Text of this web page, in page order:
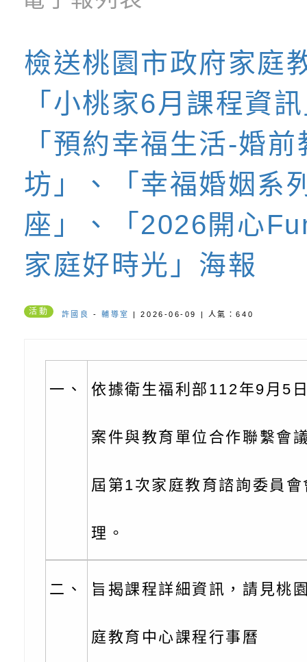
「HELLO新鮮人」
養練習題」、「青少
書會」、「親密關係
坊」、「祖孫樂淘桃
徵件活動」海報
年─青春專案」LED
字稿
為配合政府政策宣導
者權益暨落實保護青
環境
檢送桃園市政府LED
字稿及LCD託播影片
有關桃園市政府家庭
服務資源資訊
檢送桃園市政府LED
字稿及LCD託播影（
函轉有關身心障礙者
（CRPD）第三次國
約專要文件及附件英
檢送行政院新聞傳播
月份公共服務政策溝
訊
轉知教育部國民及學
辦理「115年度促進
緒學習知能研習」
檢送桃園市政府LED
字稿及LCD託播影片
函轉有關本府新聞處
6月交通安全宣導標
份及道安宣導影像素
有關「115年各賣場
設置防災(颱)專區」
信誼基金會於6／27
【打噴嚏、流鼻水、
0-8歲抗過敏照護指
講】親職講座
檢送桃園市政府LED
字稿及LCD託播影片
檢送桃園市政府家庭
約幸福生活-婚前教
坊」、「幸福婚姻系
座」、「2026開心
家庭好時光」海報
字稿及LCD託播影（
轉知財團法人天主教
立蘆葦啟智中心辦理
而立》蘆葦三十．創
成果分享會
有關桃園市桃園區西
學辦理115年度區域
充實方案：「視」
覺暫留創意應用與實
檢送桃園市政府LED
字稿及LCD託播影（
有關桃園市桃園區新
學辦理115年度區域
「學生申訴及再申訴
講座」、「
Fun暑假，家
光」海報:桃
國民小學-優
地
檢送桃園市政府家庭
「小桃家6月課程資
「預約幸福生活-婚
坊」、「幸福婚姻系
座」、「2026開心
家庭好時光」海報
活動 許國良 -輔導室 | 2026-06-09 | 人氣：640
一、 依據衛生福利部112年9月5
案件與教育單位合作聯繫會
屆第1次家庭教育諮詢委員
理。
二、 旨揭課程詳細資訊，請見桃
庭教育中心課程行事曆